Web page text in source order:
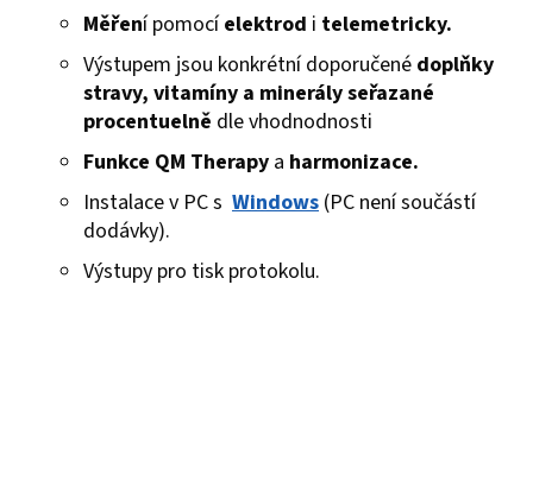
Měření pomocíelektrod i telemetricky.
Výstupem jsou konkrétní doporučené doplňky
stravy, vitamíny a minerály seřazané
procentuelně dle vhodnodnosti
Funkce QM Therapy a harmonizace.
Instalace v PC s Windows (PC není součástí
dodávky).
Výstupy pro tisk protokolu.